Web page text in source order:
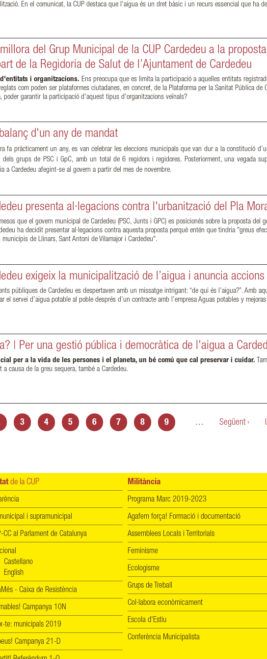
En el comunicat, la CUP destaca que l'aigua és un dret bàsic i un recurs essencial que ha
del Grup Municipal de la CUP Cardedeu a la
de la Regidoria de Salut de l’Ajuntament de Cardedeu
i organitzacions. Ens preocupa que es limita la participació a aquelles entitats
com poden ser plataformes ciutadanes, en concret, de la Plataforma per la Sanitat Pública de
poder garantir la participació d'aquest tipus d'organitzacions veïnals?
d'un any de mandat
fa pràcticament un any, es van celebrar les eleccions municipals que van dur a la constitució
grups de PSC i GpC, amb un total de 6 regidors i regidores. Posteriorment, una vegada
a Cardedeu afegint-se al govern a partir del mes de novembre.
presenta al·legacions contra l'urbanització del Pla
que el govern municipal de Cardedeu (PSC, Junts i GPC) es posicionés sobre la proposta del
ha decidit presentar al·legacions contra aquesta proposta perquè entén que tindria "greus
de Llinars, Sant Antoni de Vilamajor i Cardedeu".
exigeix la municipalització de l’aigua i anuncia
públiques de Cardedeu es despertaven amb un missatge intrigant: “de qui és l’aigua?”. Amb
el servei d’aigua potable al poble després d’un contracte amb l’empresa Aguas potables y
| Per una gestió pública i democràtica de l'aigua a
per a la vida de les persones i el planeta, un bé comú que cal preservar i cuidar.
a causa de la greu sequera, també a Cardedeu.
3 4 5 6 7 8 9 … Següent ›
de la CUP
i supramunicipal
CC al Parlament de Catalunya
Castellano
English
- Caixa de Resistència
Campanya 10N
te: municipals 2019
Campanya 21-D
Militància
Programa Marc 2019-2023
Agafem força! Formació i documentació
Assemblees Locals i Territorials
Feminisme
Ecologisme
Grups de Treball
Col·labora econòmicament
Escola d'Estiu
Conferència Municipalista